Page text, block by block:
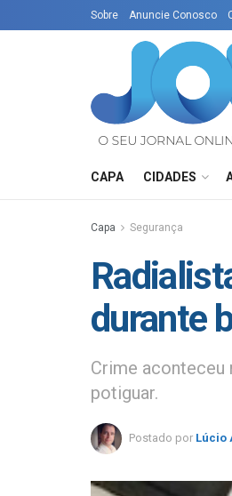
Sobre Anuncie Conosco
CAPA CIDADES
Capa Segurança
durante
Crime aconteceu
potiguar.
Postado por Lúcio